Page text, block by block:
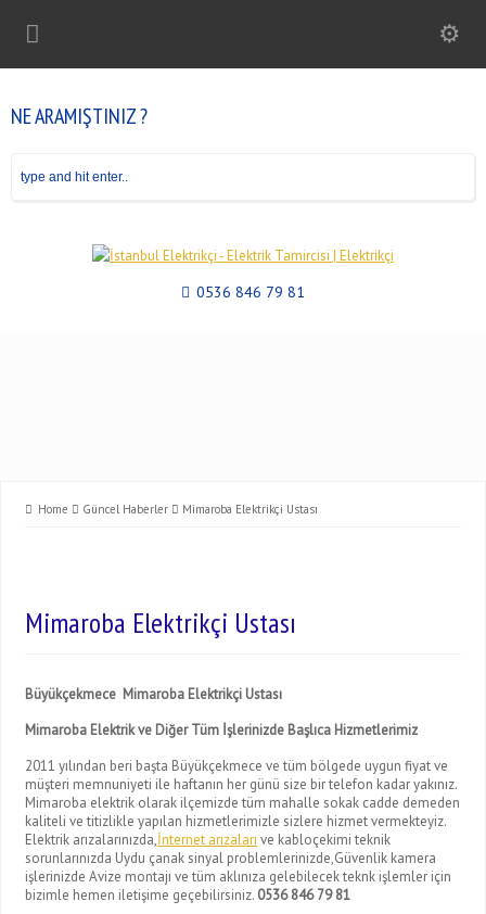
NE ARAMIŞTINIZ ?
0536 846 79 81
Home Güncel Haberler Mimaroba Elektrikçi Ustası
Mimaroba Elektrikçi Ustası
Büyükçekmece Mimaroba Elektrikçi Ustası
Mimaroba Elektrik ve Diğer Tüm İşlerinizde Başlıca Hizmetlerimiz
2011 yılından beri başta Büyükçekmece ve tüm bölgede uygun fiyat ve
müşteri memnuniyeti ile haftanın her günü size bir telefon kadar yakınız.
Mimaroba elektrik olarak ilçemizde tüm mahalle sokak cadde demeden
kaliteli ve titizlikle yapılan hizmetlerimizle sizlere hizmet vermekteyiz.
Elektrik arızalarınızda,İnternet arızaları ve kabloçekimi teknik
sorunlarınızda Uydu çanak sinyal problemlerinizde,Güvenlik kamera
işlerinizde Avize montajı ve tüm aklınıza gelebilecek teknk işlemler için
bizimle hemen iletişime geçebilirsiniz. 0536 846 79 81